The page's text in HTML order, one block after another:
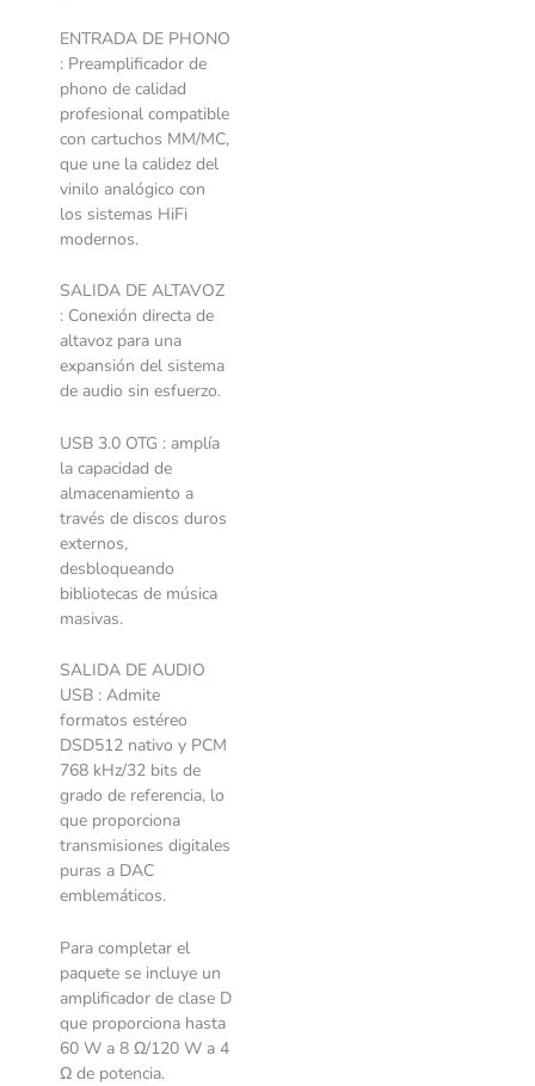
ENTRADA DE PHONO
: Preamplificador de
phono de calidad
profesional compatible
con cartuchos MM/MC,
que une la calidez del
vinilo analógico con
los sistemas HiFi
modernos.
SALIDA DE ALTAVOZ
: Conexión directa de
altavoz para una
expansión del sistema
de audio sin esfuerzo.
USB 3.0 OTG : amplía
la capacidad de
almacenamiento a
través de discos duros
externos,
desbloqueando
bibliotecas de música
masivas.
SALIDA DE AUDIO
USB : Admite
formatos estéreo
DSD512 nativo y PCM
768 kHz/32 bits de
grado de referencia, lo
que proporciona
transmisiones digitales
puras a DAC
emblemáticos.
Para completar el
paquete se incluye un
amplificador de clase D
que proporciona hasta
60 W a 8 Ω/120 W a 4
Ω de potencia.